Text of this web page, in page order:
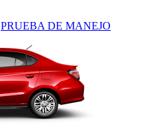
PRUEBA DE MANEJO